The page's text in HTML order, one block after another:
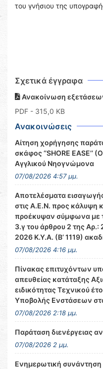
του γνήσιου της
Σχετικά έγγραφα
Ανακοίνωση
PDF - 315,0 KB
Ανακοινώσεις
Αίτηση χορήγησης
σκάφος ‘’SHORE EASE’’
Αγγλικού Νηογνώμονα
07/08/2026 4:57 μμ.
Αποτελέσματα
στις Α.Ε.Ν. προς
προέκυψαν σύμφωνα με
3.γ του άρθρου 2 της
2026 Κ.Υ.Α. (Β’ 1119)
07/08/2026 4:16 μμ.
Πίνακας επιτυχόντων
απευθείας κατάταξης
ειδικότητας Τεχνικού
Υποβολής Ενστάσεων
07/08/2026 2:18 μμ.
Παράταση διενέργειας
07/08/2026 2 μμ.
Ενημερωτική συνάντηση